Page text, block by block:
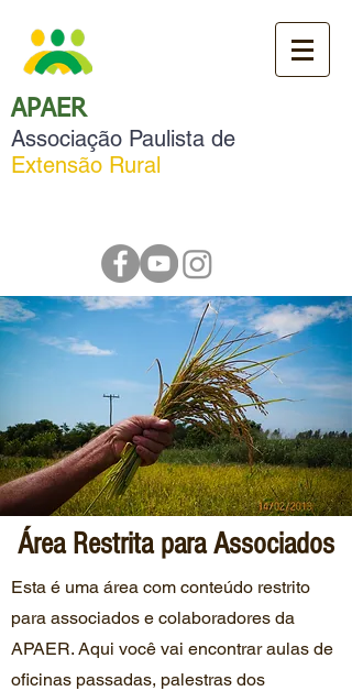
APAER
Associação Paulista de
Extensão Rural
Área Restrita para Associados
Esta é uma área com conteúdo restrito
para associados e colaboradores da
APAER. Aqui você vai encontrar aulas de
oficinas passadas, palestras dos